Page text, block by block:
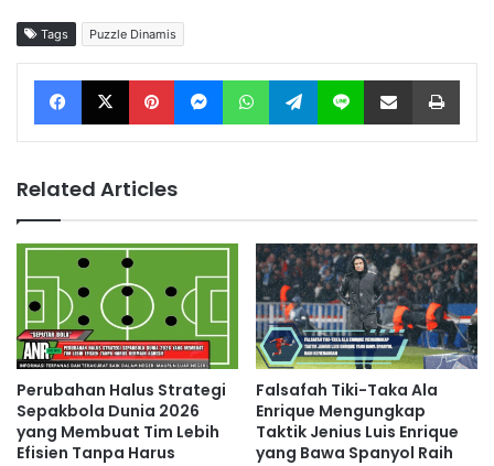
Tags Puzzle Dinamis
Facebook X Pinterest Messenger WhatsApp Telegram Line Share via Email
Related Articles
Perubahan Halus Strategi
Sepakbola Dunia 2026
yang Membuat Tim Lebih
Efisien Tanpa Harus
Falsafah Tiki-Taka Ala
Enrique Mengungkap
Taktik Jenius Luis Enrique
yang Bawa Spanyol Raih